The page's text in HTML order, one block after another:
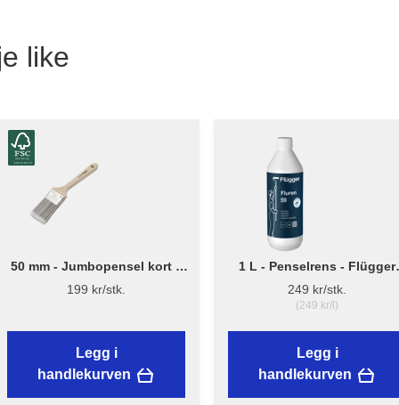
like
50 mm - Jumbopensel kort –
Flügger Pro Series
199 kr/stk.
Legg i
handlekurven
1 L - Penselrens - Flügger
Fluren 59
249 kr/stk.
(249 kr/l)
Legg i
handlekurven